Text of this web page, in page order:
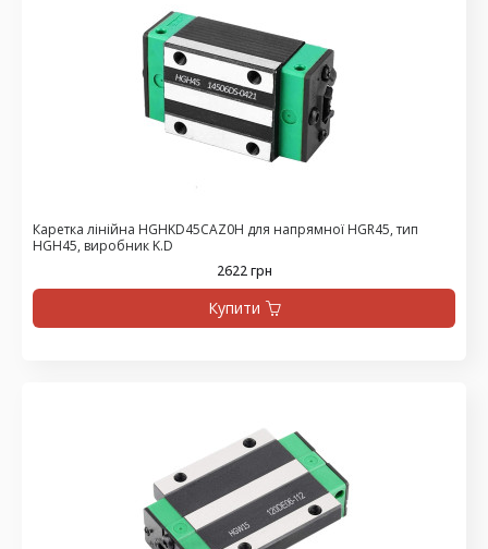
Каретка лінійна HGHKD45CAZ0H для напрямної HGR45, тип
HGH45, виробник K.D
2622 грн
Купити